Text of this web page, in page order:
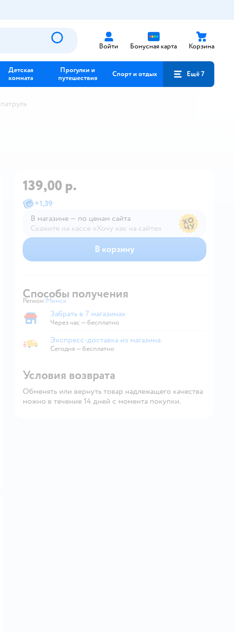
Войти Бонусная карта Корзина
Детская
комната
Прогулки и
путешествия
Спорт и отдых Ещё 7
139,00 р.
+1,39
В магазине — по ценам сайта
Скажите на кассе «Хочу как на сайте»
В магазине — по ценам сайта
В корзину
Способы получения
Регион: Выбор адреса доставки.
Минск
Забрать в магазине
Забрать в 7 магазинах
Через час — бесплатно
Экспресс-доставка из магазина
Экспресс-доставка из магазина
Сегодня—бесплатно
Условия возврата
Обменять или вернуть товар надлежащего качества
можно в течение 14 дней с момента покупки.